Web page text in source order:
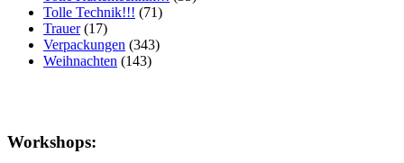
Tolle Technik!!! (71)
Trauer(17)
Verpackungen (343)
Weihnachten (143)
Workshops: